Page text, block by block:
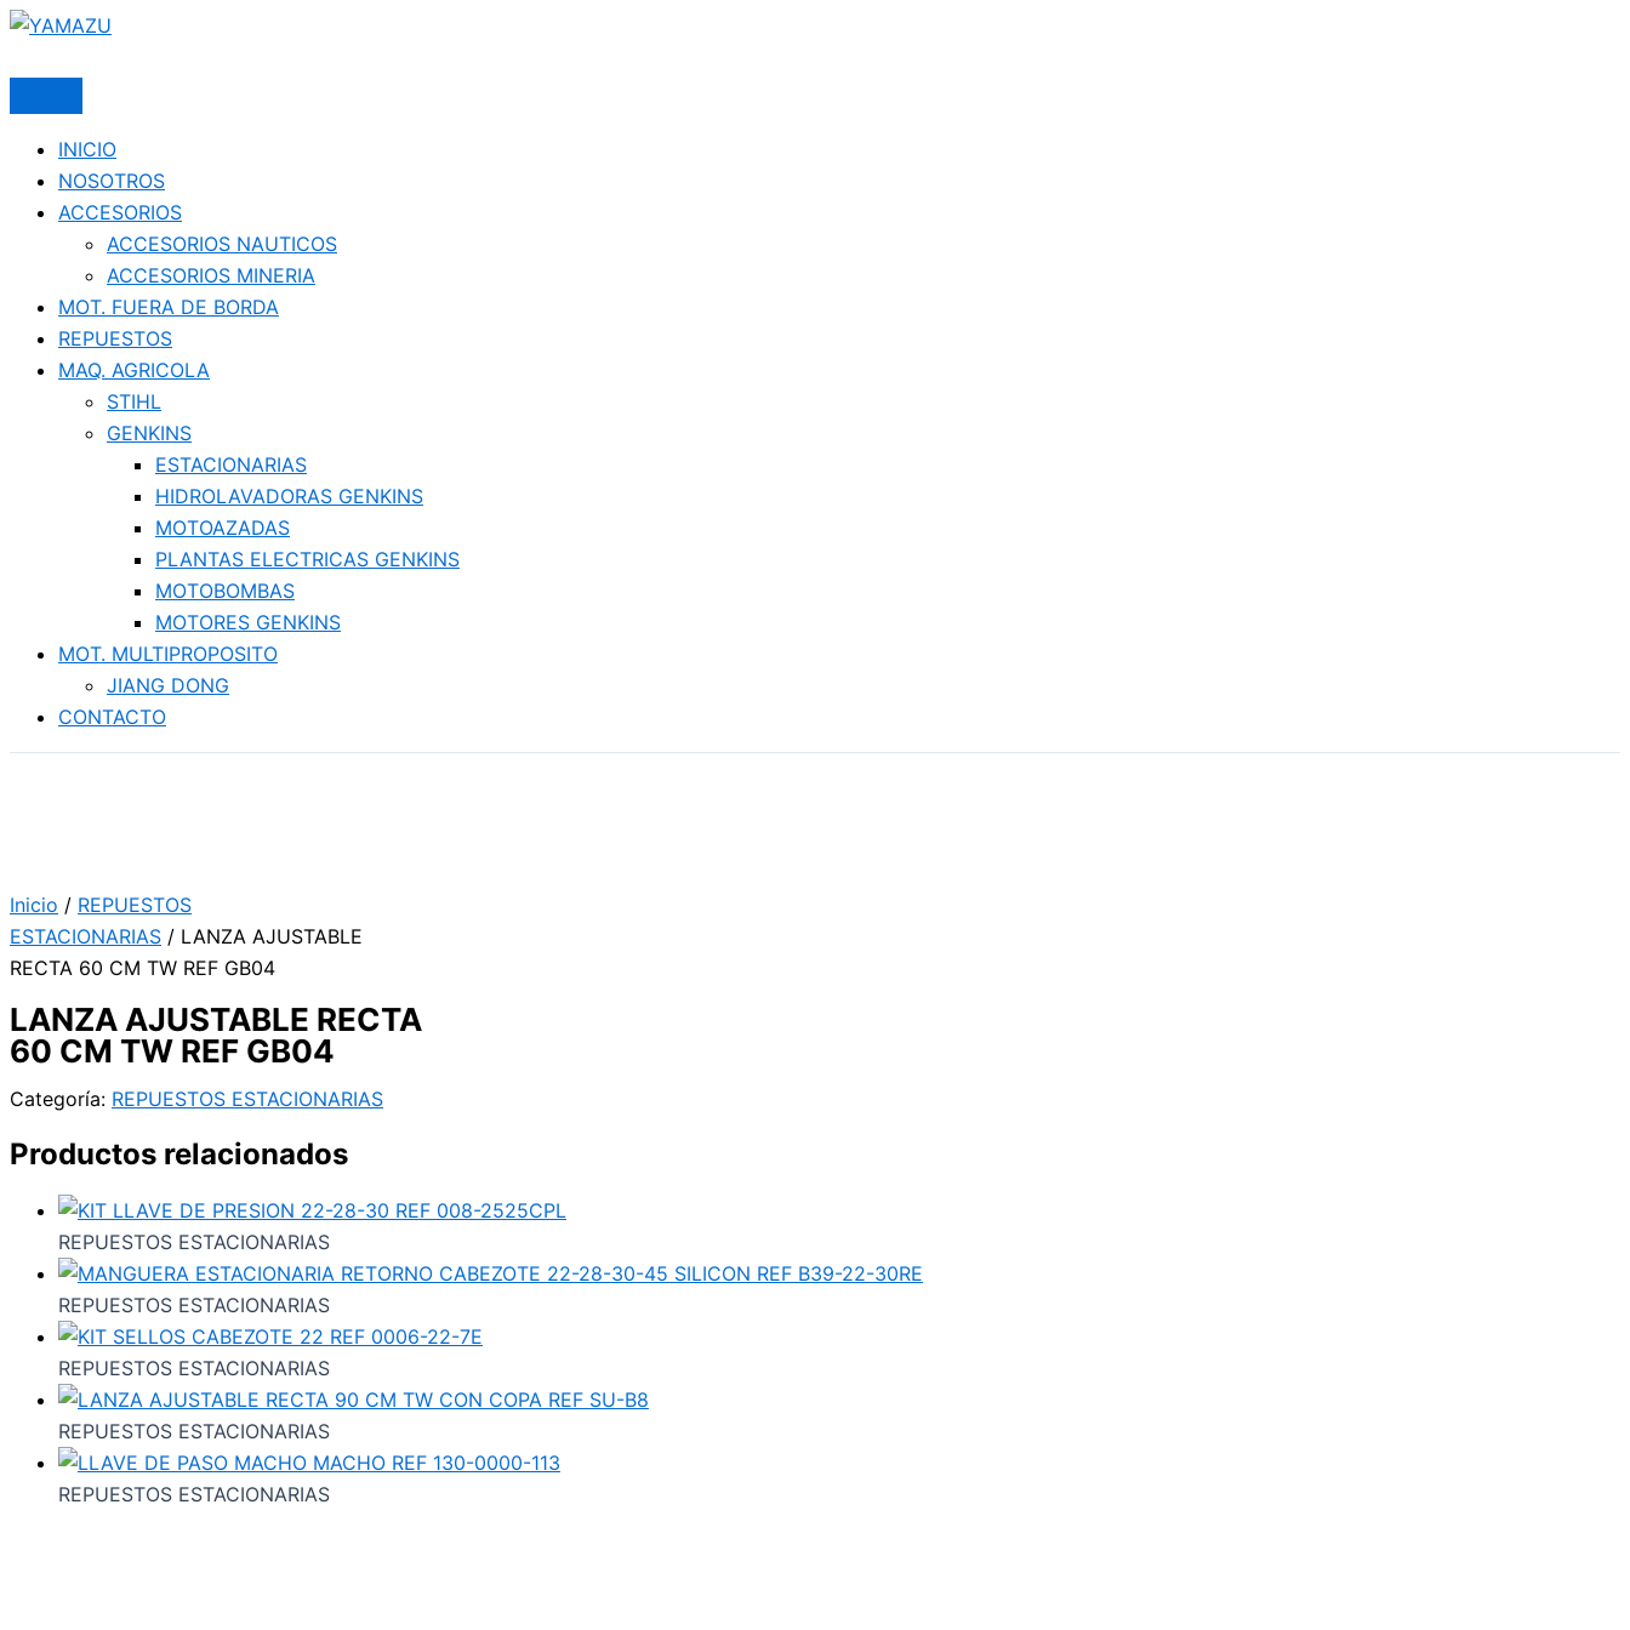
Ir
contenido
INICIO
NOSOTROS
ACCESORIOS
ACCESORIOS NAUTICOS
ACCESORIOS MINERIA
MOT. FUERA DE BORDA
REPUESTOS
MAQ. AGRICOLA
STIHL
GENKINS
ESTACIONARIAS
HIDROLAVADORAS GENKINS
MOTOAZADAS
PLANTAS ELECTRICAS GENKINS
MOTOBOMBAS
MOTORES GENKINS
MOT. MULTIPROPOSITO
JIANG DONG
CONTACTO
Inicio / REPUESTOS
ESTACIONARIAS / LANZA AJUSTABLE
RECTA 60 CM TW REF GB04
LANZA AJUSTABLE RECTA
60 CM TW REF GB04
Categoría: REPUESTOS ESTACIONARIAS
Productos relacionados
REPUESTOS ESTACIONARIAS
REPUESTOS ESTACIONARIAS
REPUESTOS ESTACIONARIAS
REPUESTOS ESTACIONARIAS
REPUESTOS ESTACIONARIAS